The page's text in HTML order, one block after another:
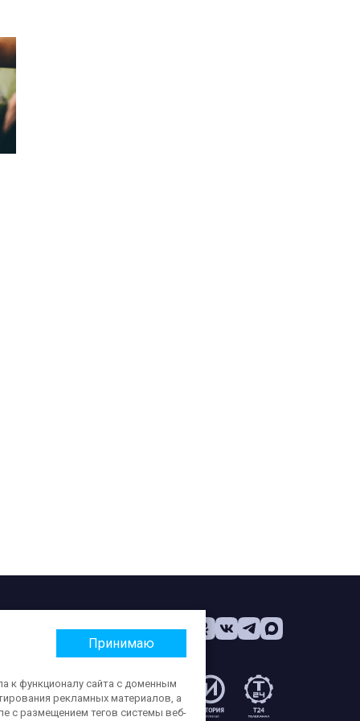
Принимаю
к функционалу сайта с доменным
рекламных материалов, а
с размещением тегов системы веб-